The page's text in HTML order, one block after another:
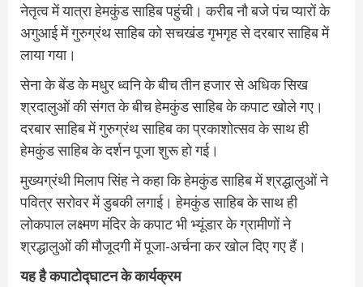
नेतृत्व में यात्रा हेमकुंड साहिब पहुंची। करीब नौ बजे पंच प्यारों के
अगुआई में गुरुग्रंथ साहिब को सचखंड गृभगृह से दरबार साहिब में
लाया गया।
सेना के बेंड के मधुर ध्वनि के बीच तीन हजार से अधिक सिख
श्रदालुओं की संगत के बीच हेमकुंड साहिब के कपाट खोले गए।
दरबार साहिब में गुरुग्रंथ साहिब का प्रकाशोत्सव के साथ ही
हेमकुंड साहिब के दर्शन पूजा शुरू हो गई।
मुख्यग्रंथी मिलाप सिंह ने कहा कि हेमकुंड साहिब में श्रद्धालुओं ने
पवित्र सरोवर में डुबकी लगाई। हेमकुंड साहिब के साथ ही
लोकपाल लक्ष्मण मंदिर के कपाट भी भ्यूंडार के ग्रामीणों ने
श्रद्धालुओं की मौजूदगी में पूजा-अर्चना कर खोल दिए गए हैं।
यह है कपाटोद्घाटन के कार्यक्रम